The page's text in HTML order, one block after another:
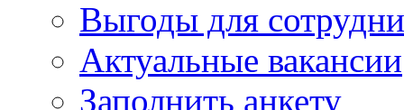
Выгоды для
Актуальные вакансии
Заполнить анкету